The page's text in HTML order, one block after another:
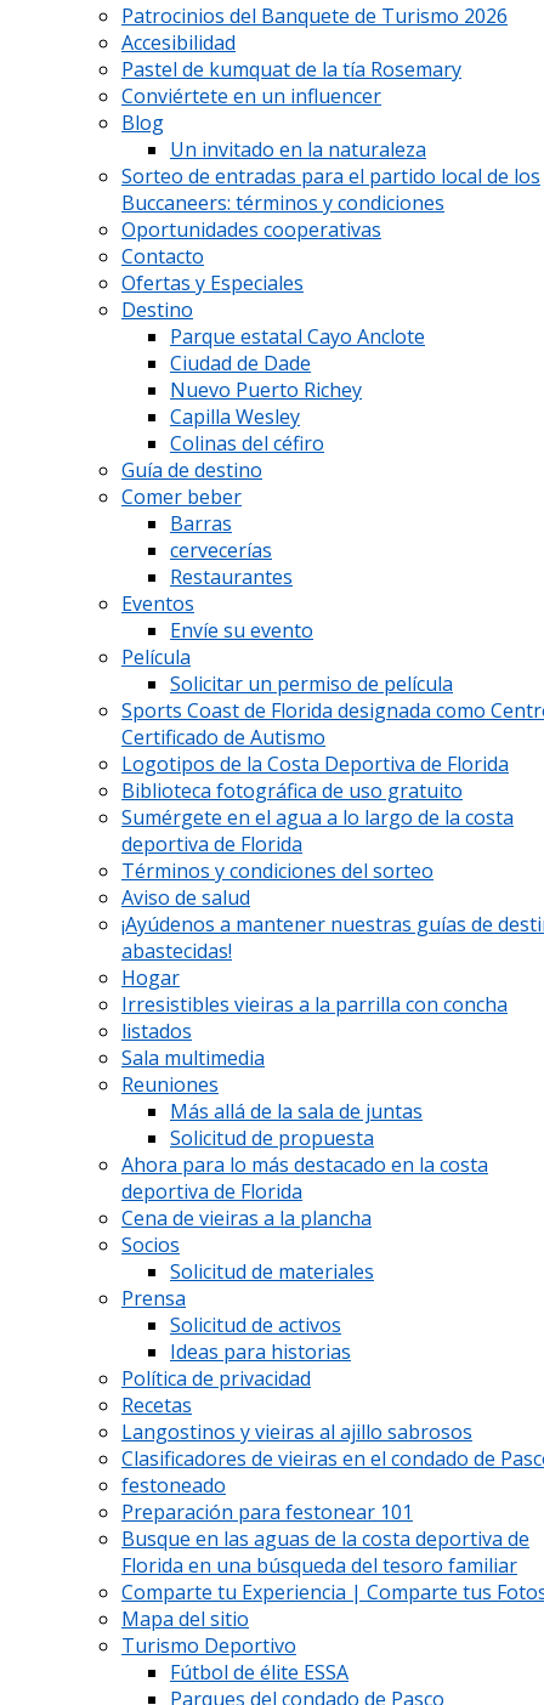
Patrocinios del Banquete de Turismo 2026
Accesibilidad
Pastel de kumquat de la tía Rosemary
Conviértete en un influencer
Blog
Un invitado en la naturaleza
Sorteo de entradas para el partido local de los
Buccaneers: términos y condiciones
Oportunidades cooperativas
Contacto
Ofertas y Especiales
Destino
Parque estatal Cayo Anclote
Ciudad de Dade
Nuevo Puerto Richey
Capilla Wesley
Colinas del céfiro
Guía de destino
Comer beber
Barras
cervecerías
Restaurantes
Eventos
Envíe su evento
Película
Solicitar un permiso de película
Sports Coast de Florida designada como
Certificado de Autismo
Logotipos de la Costa Deportiva de Florida
Biblioteca fotográfica de uso gratuito
Sumérgete en el agua a lo largo de la costa
deportiva de Florida
Términos y condiciones del sorteo
Aviso de salud
¡Ayúdenos a mantener nuestras guías de
abastecidas!
Hogar
Irresistibles vieiras a la parrilla con concha
listados
Sala multimedia
Reuniones
Más allá de la sala de juntas
Solicitud de propuesta
Ahora para lo más destacado en la costa
deportiva de Florida
Cena de vieiras a la plancha
Socios
Solicitud de materiales
Prensa
Solicitud de activos
Ideas para historias
Política de privacidad
Recetas
Langostinos y vieiras al ajillo sabrosos
Clasificadores de vieiras en el condado de
festoneado
Preparación para festonear 101
Busque en las aguas de la costa deportiva de
Florida en una búsqueda del tesoro familiar
Comparte tu Experiencia | Comparte tus
Mapa del sitio
Turismo Deportivo
Fútbol de élite ESSA
Parques del condado de Pasco